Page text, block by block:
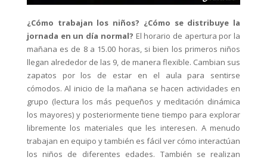
¿Cómo trabajan los niños? ¿Cómo se distribuye la
jornada en un día normal? El horario de apertura por la
mañana es de 8 a 15.00 horas, si bien los primeros niños
llegan alrededor de las 9, de manera flexible. Cambian sus
zapatos por los de estar en el aula para sentirse
cómodos. Al inicio de la mañana se hacen actividades en
grupo (lectura los más pequeños y meditación dinámica
los mayores) y posteriormente tiene tiempo para explorar
libremente los materiales que les interesen. A menudo
trabajan en equipo y también es fácil ver cómo interactúan
los niños de diferentes edades. También se realizan